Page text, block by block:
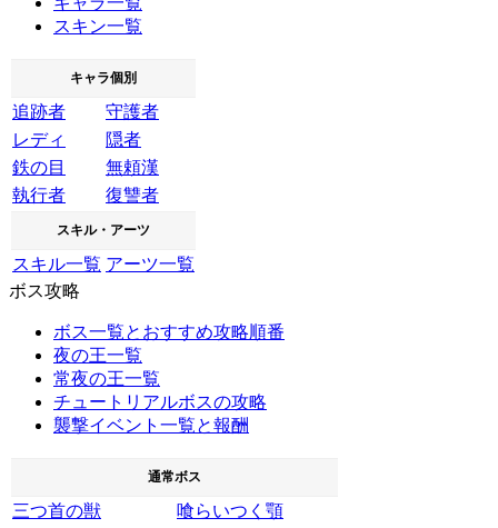
スキン一覧
キャラ個別
追跡者
守護者
レディ
隠者
鉄の目
無頼漢
執行者
復讐者
スキル・アーツ
スキル一覧 アーツ一覧
ボス攻略
ボス一覧とおすすめ攻略順番
夜の王一覧
常夜の王一覧
チュートリアルボスの攻略
襲撃イベント一覧と報酬
通常ボス
三つ首の獣
喰らいつく顎